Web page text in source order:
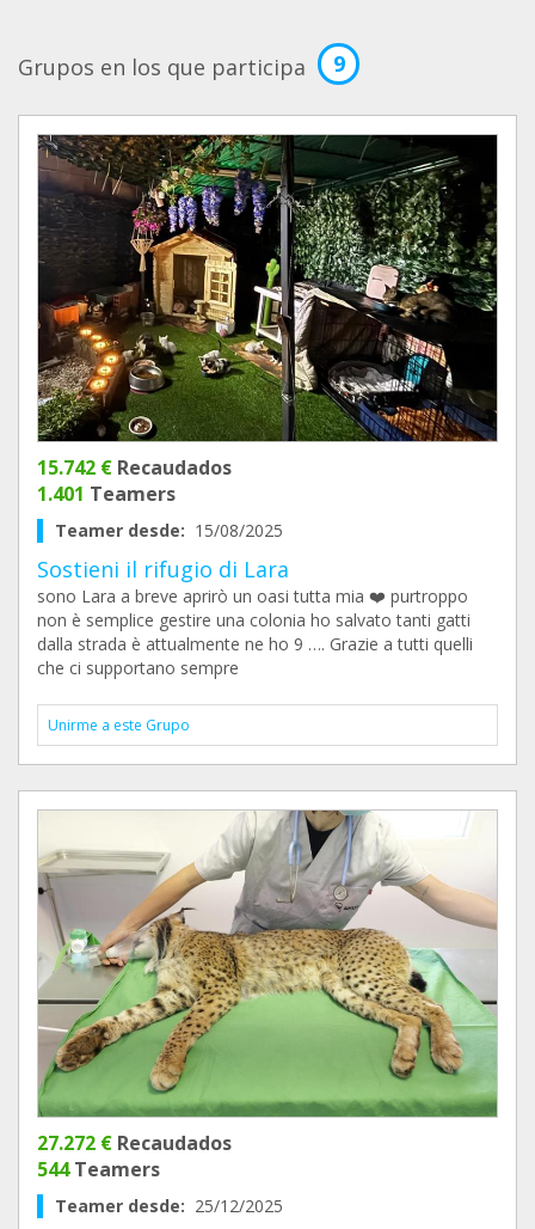
Grupos en los que participa 9
15.742 € Recaudados
1.401 Teamers
Teamer desde: 15/08/2025
‍Sostieni il rifugio di Lara‍
sono Lara a breve aprirò un oasi tutta mia ❤️ purtroppo
non è semplice gestire una colonia ho salvato tanti gatti
dalla strada è attualmente ne ho 9 …. Grazie a tutti quelli
che ci supportano sempre
Unirme a este Grupo
27.272 € Recaudados
544Teamers
Teamer desde: 25/12/2025